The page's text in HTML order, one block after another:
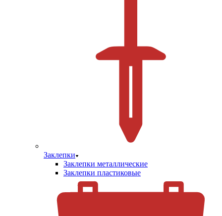
Заклепки
Заклепки металлические
Заклепки пластиковые